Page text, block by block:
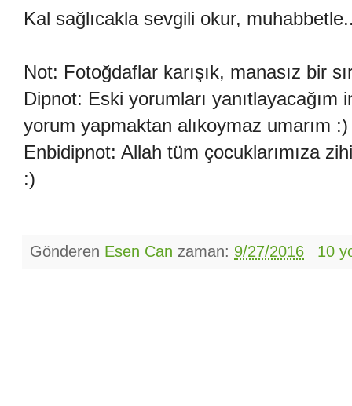
Kal sağlıcakla sevgili okur,
Not: Fotoğdaflar karışık, manasız bir
Dipnot: Eski yorumları
yorum yapmaktan alıkoymaz umarım :)
Enbidipnot: Allah tüm çocuklarımıza
:)
Gönderen Esen Can zaman: 9/27/2016 10